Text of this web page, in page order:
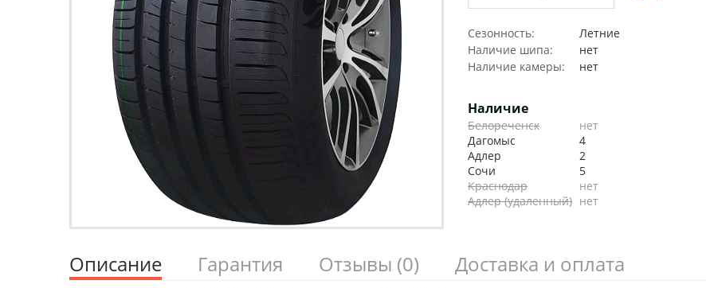
Сезонность:
Летние
Наличие шипа:
нет
Наличие камеры:
нет
Наличие
Белореченск
нет
Дагомыс
4
Адлер
2
Сочи
5
Краснодар
нет
Адлер (удаленный) нет
Описание Гарантия Отзывы (0) Доставка и оплата